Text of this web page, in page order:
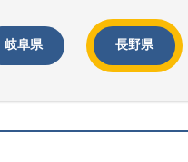
岐阜県 長野県